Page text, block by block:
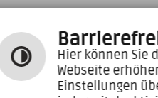
Zu den aktuellen
Hier können Sie
Webseite
Einstellungen